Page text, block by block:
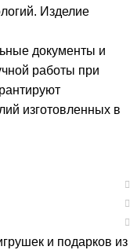
Изделие
документы и
работы при
изготовленных в
и подарков из